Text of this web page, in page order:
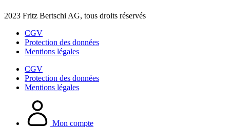
2023 Fritz Bertschi AG, tous droits réservés
CGV
Protection des données
Mentions légales
CGV
Protection des données
Mentions légales
Mon compte